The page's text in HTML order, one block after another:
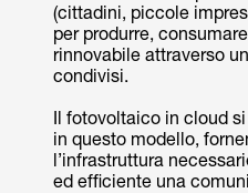
(cittadini, piccole
per produrre,
rinnovabile attraverso
condivisi.
Il fotovoltaico in cloud
in questo modello,
l’infrastruttura
ed efficiente una